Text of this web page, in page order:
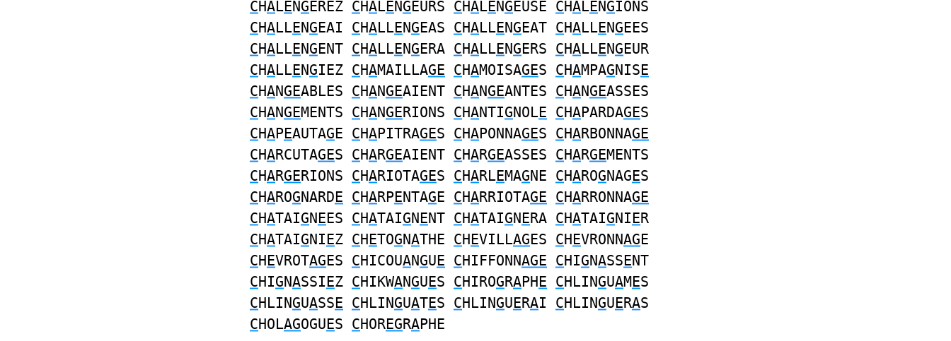
CHALENGEREZ CHALENGEURS CHALENGEUSE CHALENGIONS
CHALLENGEAI CHALLENGEAS CHALLENGEAT CHALLENGEES
CHALLENGENT CHALLENGERA CHALLENGERS CHALLENGEUR
CHALLENGIEZ CHAMAILLAGE CHAMOISAGES CHAMPAGNISE
CHANGEABLES CHANGEAIENT CHANGEANTES CHANGEASSES
CHANGEMENTS CHANGERIONS CHANTIGNOLE CHAPARDAGES
CHAPEAUTAGE CHAPITRAGES CHAPONNAGES CHARBONNAGE
CHARCUTAGES CHARGEAIENT CHARGEASSES CHARGEMENTS
CHARGERIONS CHARIOTAGES CHARLEMAGNE CHAROGNAGES
CHAROGNARDE CHARPENTAGE CHARRIOTAGE CHARRONNAGE
CHATAIGNEES CHATAIGNENT CHATAIGNERA CHATAIGNIER
CHATAIGNIEZ CHETOGNATHE CHEVILLAGES CHEVRONNAGE
CHEVROTAGES CHICOUANGUE CHIFFONNAGE CHIGNASSENT
CHIGNASSIEZ CHIKWANGUES CHIROGRAPHE CHLINGUAMES
CHLINGUASSE CHLINGUATES CHLINGUERAI CHLINGUERAS
CHOLAGOGUES CHOREGRAPHE